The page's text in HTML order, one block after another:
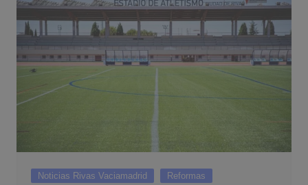
Noticias Rivas Vaciamadrid Reformas